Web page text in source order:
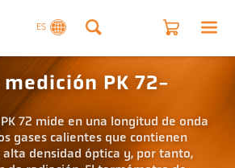
ES
PK 72-
72 mide en una longitud de onda
gases calientes que contienen
densidad óptica y, por tanto,